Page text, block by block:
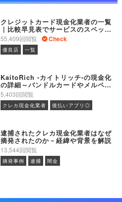
クレジットカード現金化業者の一覧
｜比較早見表でサービスのスペック
が一目でわかる
55,409回閲覧 Check
優良店 一覧
KaitoRich -カイトリッチ-の現金化
の詳細～バンドルカードやメルペイ
にも対応
5,403回閲覧
クレカ現金化業者 後払いアプリ◎
逮捕されたクレカ現金化業者はなぜ
摘発されたのか－経緯や背景を解説
13,544回閲覧
摘発事例 逮捕 闇金